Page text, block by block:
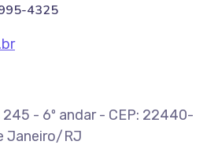
4325
- 6º andar - CEP: 22440-
Janeiro/RJ